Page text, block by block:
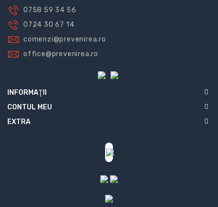
0758 59 34 56
0724 30 67 14
comenzi@prevenirea.ro
office@prevenirea.ro
INFORMAŢII
CONTUL MEU
EXTRA